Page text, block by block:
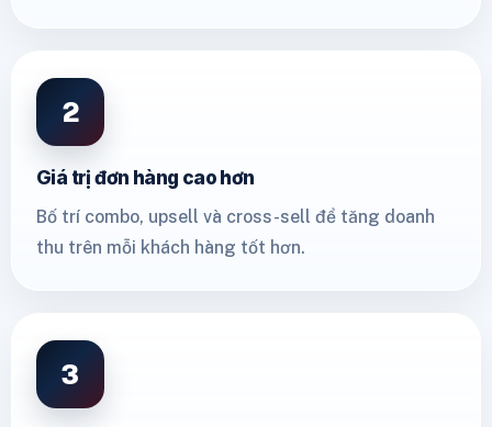
2
Giá trị đơn hàng cao hơn
Bố trí combo, upsell và cross-sell để tăng doanh
thu trên mỗi khách hàng tốt hơn.
3